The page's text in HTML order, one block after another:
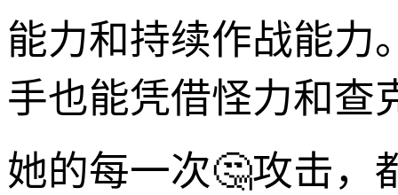
能力和持续作战能力
手也能凭借怪力和查
她的每一次🤔攻击，